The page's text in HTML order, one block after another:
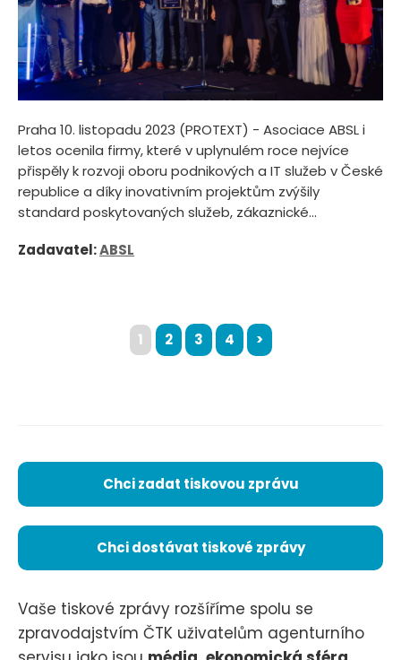
Praha 10. listopadu 2023 (PROTEXT) - Asociace ABSL i
letos ocenila firmy, které v uplynulém roce nejvíce
přispěly k rozvoji oboru podnikových a IT služeb v České
republice a díky inovativním projektům zvýšily
standard poskytovaných služeb, zákaznické...
Zadavatel:ABSL
1 2 3 4 >
Chci zadat tiskovou zprávu
Chci dostávat tiskové zprávy
Vaše tiskové zprávy rozšíříme spolu se
zpravodajstvím ČTK uživatelům agenturního